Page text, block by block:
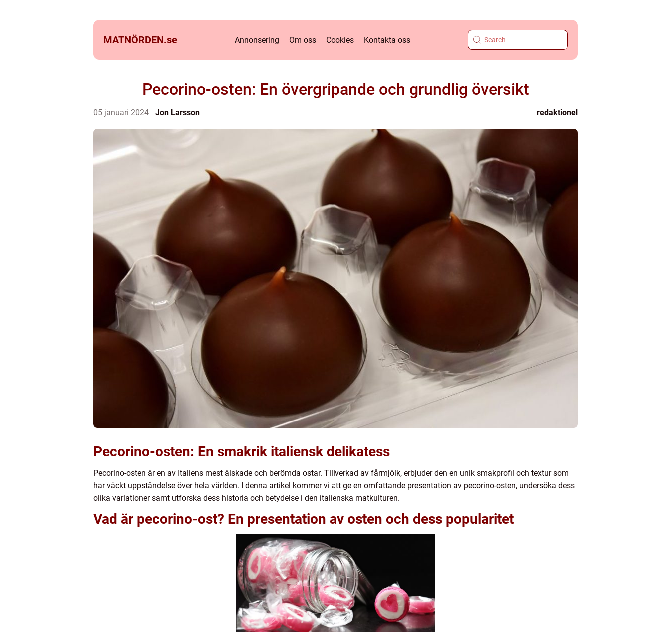
MATNÖRDEN.se Annonsering Om oss Cookies Kontakta oss
Pecorino-osten: En övergripande och grundlig översikt
05 januari 2024 Jon Larsson redaktionel
Pecorino-osten: En smakrik italiensk delikatess
Pecorino-osten är en av Italiens mest älskade och berömda ostar. Tillverkad av fårmjölk, erbjuder den en unik smakprofil och textur som
har väckt uppståndelse över hela världen. I denna artikel kommer vi att ge en omfattande presentation av pecorino-osten, undersöka dess
olika variationer samt utforska dess historia och betydelse i den italienska matkulturen.
Vad är pecorino-ost? En presentation av osten och dess popularitet